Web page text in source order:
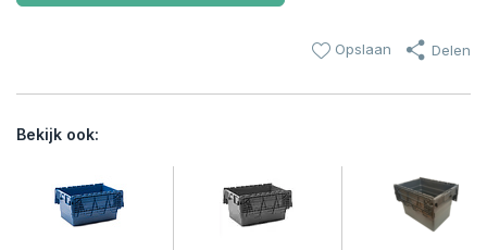
Opslaan Delen
Bekijk ook: